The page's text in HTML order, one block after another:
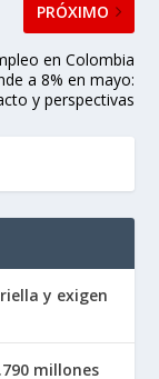
PRÓXIMO
en Colombia
a 8% en mayo:
y perspectivas
y exigen
millones